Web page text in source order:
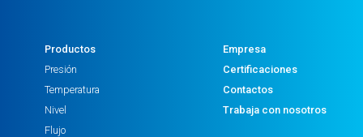
Productos
Presión
Temperatura
Nivel
Flujo
Empresa
Certificaciones
Contactos
Trabaja con nosotros